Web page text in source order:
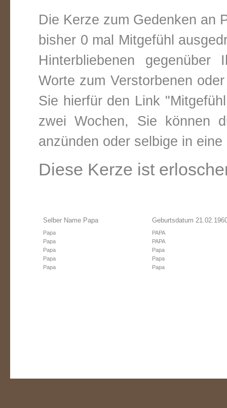
Die Kerze zum Gedenken an
bisher 0 mal Mitgefühl
Hinterbliebenen
Worte zum Verstorbenen
Sie hierfür den Link
zwei Wochen, Sie können
anzünden oder selbige in
Diese Kerze ist
Selber Name Papa
Papa
Papa
Papa
Papa
Papa
Geburtsdatum
PAPA
PAPA
Papa
Papa
Papa